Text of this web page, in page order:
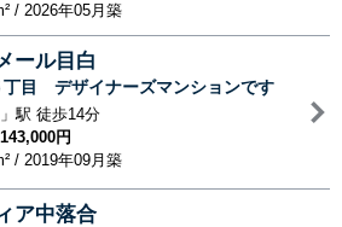
/ 2026年05月築
ール目白
丁目 デザイナーズマンションです
」駅 徒歩14分
143,000円
/ 2019年09月築
ア中落合